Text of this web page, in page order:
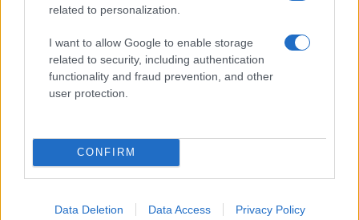
related to personalization.
I want to allow Google to enable storage
related to security, including authentication
functionality and fraud prevention, and other
user protection.
CONFIRM
Data Deletion Data Access Privacy Policy
BELLEZZA